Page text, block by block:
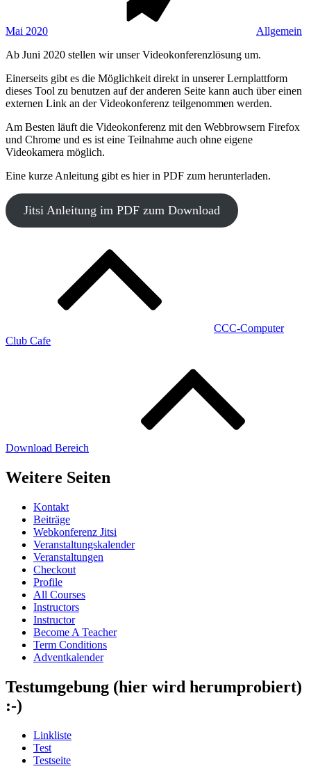
Mai 2020
Allgemein
Ab Juni 2020 stellen wir unser Videokonferenzlösung um.
Einerseits gibt es die Möglichkeit direkt in unserer Lernplattform
dieses Tool zu benutzen auf der anderen Seite kann auch über einen
externen Link an der Videokonferenz teilgenommen werden.
Am Besten läuft die Videokonferenz mit den Webbrowsern Firefox
und Chrome und es ist eine Teilnahme auch ohne eigene
Videokamera möglich.
Eine kurze Anleitung gibt es hier in PDF zum herunterladen.
Jitsi Anleitung im PDF zum Download
CCC-Computer
Club Cafe
Download Bereich
Weitere Seiten
Kontakt
Beiträge
Webkonferenz Jitsi
Veranstaltungskalender
Veranstaltungen
Checkout
Profile
All Courses
Instructors
Instructor
Become A Teacher
Term Conditions
Adventkalender
Testumgebung (hier wird herumprobiert)
:-)
Linkliste
Test
Testseite